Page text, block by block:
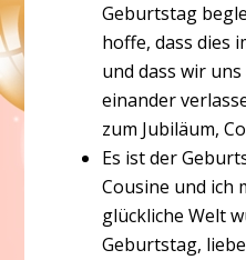
Geburtstag
hoffe, dass dies
und dass wir
einander
zum Jubiläum,
Es ist der
Cousine und ich
glückliche Welt
Geburtstag,